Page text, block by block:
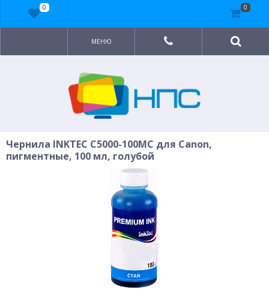
МЕНЮ
Чернила INKTEC C5000-100MC для Canon,
пигментные, 100 мл, голубой
0 0